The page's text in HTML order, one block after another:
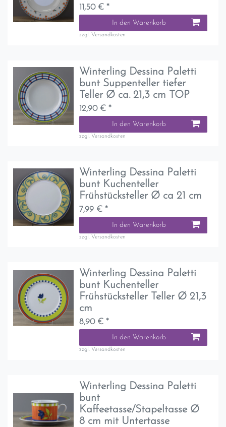
11,50 € *
In den Warenkorb
zzgl. Versandkosten
Winterling Dessina Paletti
bunt Suppenteller tiefer
Teller Ø ca. 21,3 cm TOP
12,90 € *
In den Warenkorb
zzgl. Versandkosten
Winterling Dessina Paletti
bunt Kuchenteller
Frühstücksteller Ø ca 21 cm
7,99 € *
In den Warenkorb
zzgl. Versandkosten
Winterling Dessina Paletti
bunt Kuchenteller
Frühstücksteller Teller Ø 21,3
cm
8,90 € *
In den Warenkorb
zzgl. Versandkosten
Winterling Dessina Paletti
bunt
Kaffeetasse/Stapeltasse Ø
8 cm mit Untertasse